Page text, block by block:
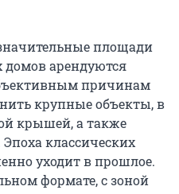
площади
арендуются
причинам
крупные объекты, в
крышей, а также
классических
уходит в прошлое.
формате, с зоной